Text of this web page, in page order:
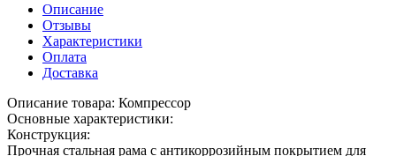
Описание
Отзывы
Характеристики
Оплата
Доставка
Описание товара: Компрессор
Основные характеристики:
Конструкция:
Прочная стальная рама с антикоррозийным покрытием для